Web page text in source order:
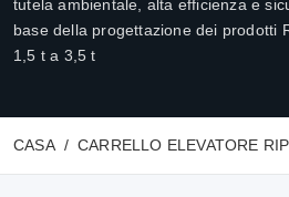
tutela ambientale, alta efficienza e
base della progettazione dei prodotti
1,5 t a 3,5 t
CASA CARRELLO ELEVATORE